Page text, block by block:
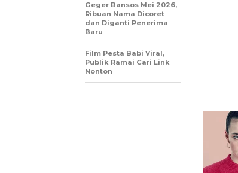
Geger Bansos Mei 2026,
Ribuan Nama Dicoret
dan Diganti Penerima
Baru
Film Pesta Babi Viral,
Publik Ramai Cari Link
Nonton